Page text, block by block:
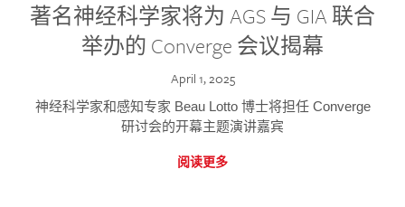
著名神经科学家将为 AGS 与 GIA 联合
举办的 Converge 会议揭幕
April 1, 2025
神经科学家和感知专家 Beau Lotto 博士将担任 Converge
研讨会的开幕主题演讲嘉宾
阅读更多